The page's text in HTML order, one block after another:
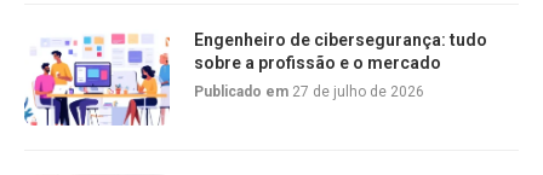
Engenheiro de cibersegurança: tudo
sobre a profissão e o mercado
Publicado em 27 de julho de 2026